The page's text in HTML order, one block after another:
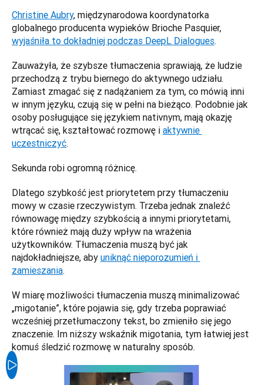
Christine Aubry, międzynarodowa koordynatorka
wyjaśniła to dokładniej podczas DeepL Dialogues.
Zauważyła, że szybsze tłumaczenia sprawiają, że ludzie
przechodzą z trybu biernego do aktywnego udziału.
Zamiast zmagać się z nadążaniem za tym, co mówią inni
w innym języku, czują się w pełni na bieżąco. Podobnie jak
osoby posługujące się językiem nativnym, mają okazję
wtrącać się, kształtować rozmowę i aktywnie
uczestniczyć.
Sekunda robi ogromną różnicę.
Dlatego szybkość jest priorytetem przy tłumaczeniu
mowy w czasie rzeczywistym. Trzeba jednak znaleźć
równowagę między szybkością a innymi priorytetami,
które również mają duży wpływ na wrażenia
użytkowników. Tłumaczenia muszą być jak
najdokładniejsze, aby uniknąć nieporozumień i
zamieszania.
W miarę możliwości tłumaczenia muszą minimalizować
„migotanie”, które pojawia się, gdy trzeba poprawiać
wcześniej przetłumaczony tekst, bo zmieniło się jego
znaczenie. Im niższy wskaźnik migotania, tym łatwiej jest
komuś śledzić rozmowę w naturalny sposób.